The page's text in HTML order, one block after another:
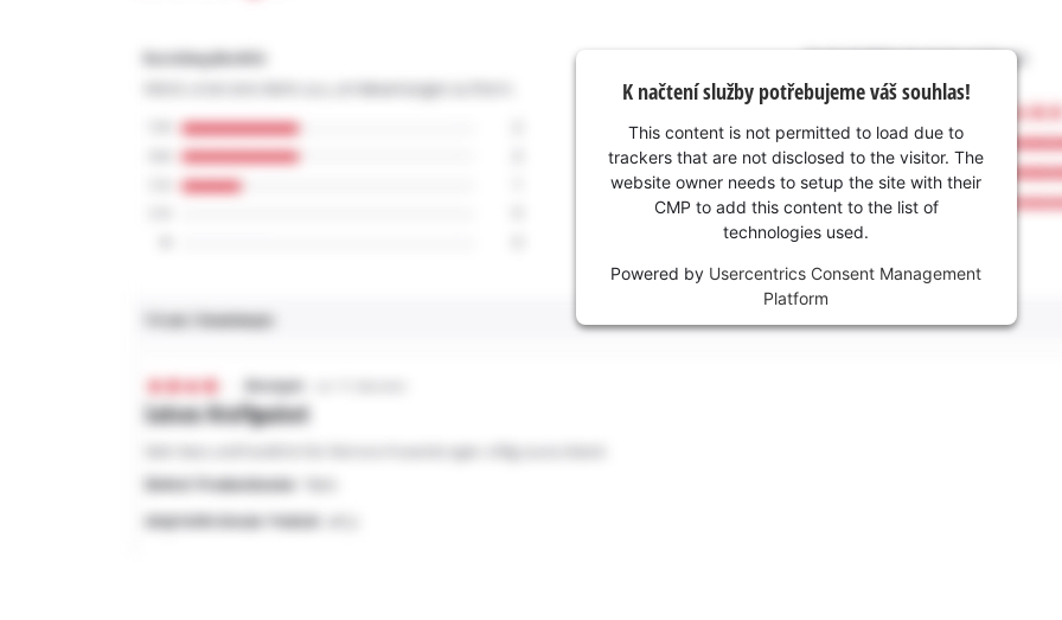
K načtení služby potřebujeme váš souhlas!
This content is not permitted to load due to
trackers that are not disclosed to the visitor. The
website owner needs to setup the site with their
CMP to add this content to the list of
technologies used.
Powered by Usercentrics Consent Management
Platform